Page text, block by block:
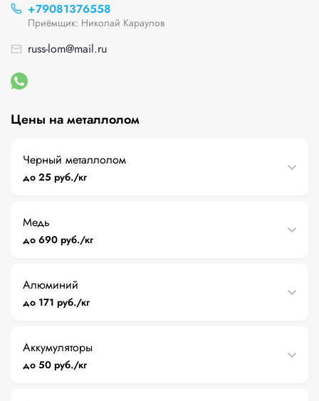
+79081376558
Приёмщик: Николай Караулов
russ-lom@mail.ru
Цены на металлолом
Черный металлолом
до 25 руб./кг
Медь
до 690 руб./кг
Алюминий
до 171 руб./кг
Аккумуляторы
до 50 руб./кг